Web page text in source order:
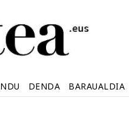
DENDA BARAUALDIA